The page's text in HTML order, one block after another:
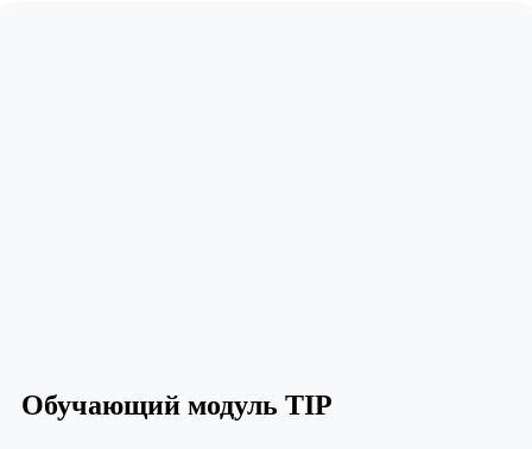
Обучающий модуль TIP